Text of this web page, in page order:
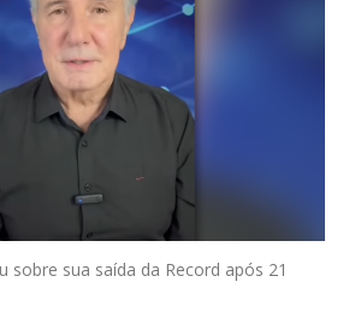
sobre sua saída da Record após 21